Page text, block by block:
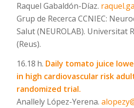
Raquel Gabaldón-Díaz.
Grup de Recerca CCNIEC:
Salut (NEUROLAB). Universitat
(Reus).
16.18 h. Daily tomato juice
in high cardiovascular risk
randomized trial.
Anallely López-Yerena.